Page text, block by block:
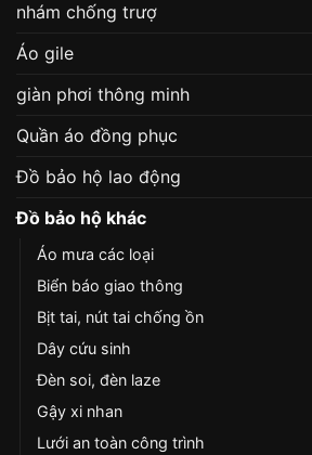
nhám chống trượ
Áo gile
giàn phơi thông minh
Quần áo đồng phục
Đồ bảo hộ lao động
Đồ bảo hộ khác
Áo mưa các loại
Biển báo giao thông
Bịt tai, nút tai chống ồn
Dây cứu sinh
Đèn soi, đèn laze
Gậy xi nhan
Lưới an toàn công trình